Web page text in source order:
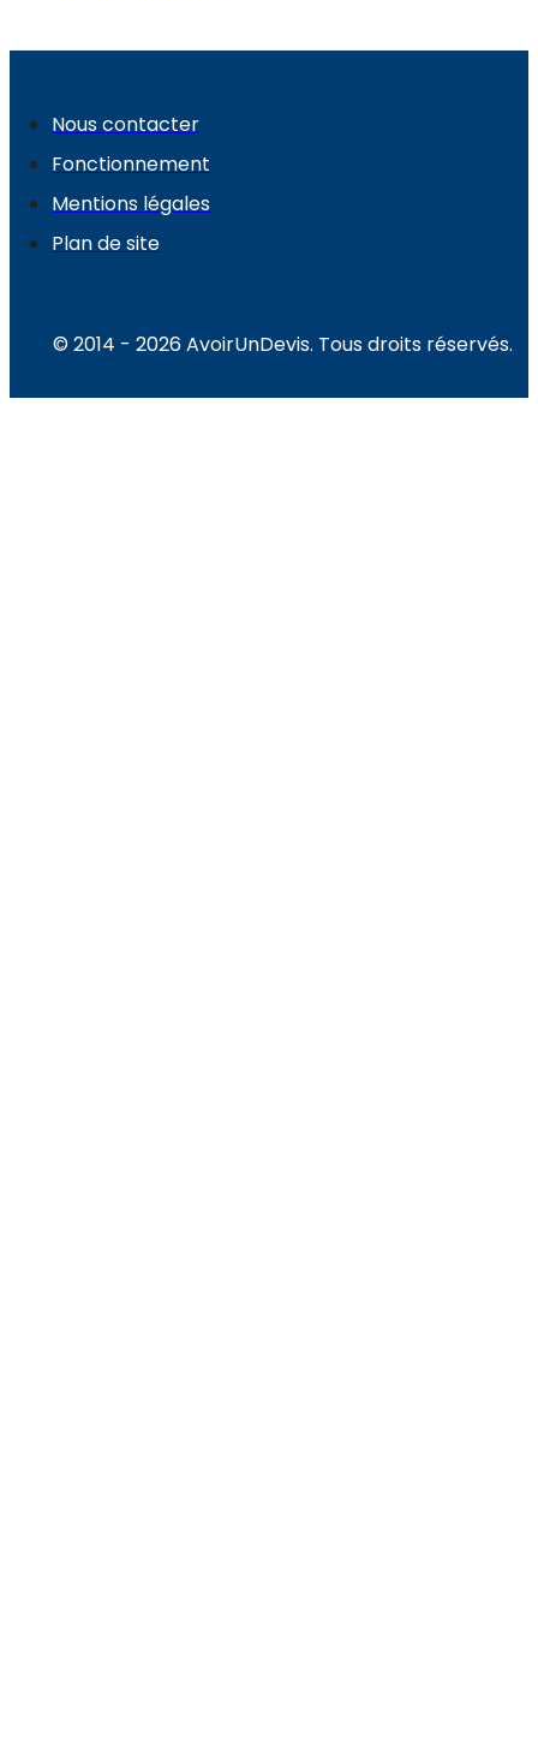
Nous contacter
Fonctionnement
Mentions légales
Plan de site
© 2014 - 2026 AvoirUnDevis. Tous droits réservés.